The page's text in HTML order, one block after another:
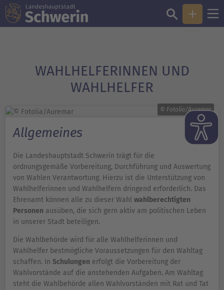
WAHLHELFERINNEN UND
WAHLHELFER
© Fotolia/Auremar
Allgemeines
Die Landeshauptstadt Schwerin trägt für die
ordnungsgemäße Vorbereitung, Durchführung und Auswertung
von Wahlen Verantwortung. Hierzu ist die Unterstützung von
Wahlhelferinnen und Wahlhelfern dringend erforderlich. Das
Ehrenamt können alle zu dieser Wahl wahlberechtigten
Personen ausüben, die sich gern aktiv am politischen Leben
in unserer Stadt beteiligen.
Die Wahlbehörde wird für alle Wahlhelferinnen und
Wahlhelfer bestmögliche Voraussetzungen für den Wahltag
schaffen. In Schulungen erfolgt die Vorbereitung der
Wahlvorstände auf die anstehenden Aufgaben. Am Wahltag
steht die Wahlbehörde allen Wahlvorständen mit Rat und Tat